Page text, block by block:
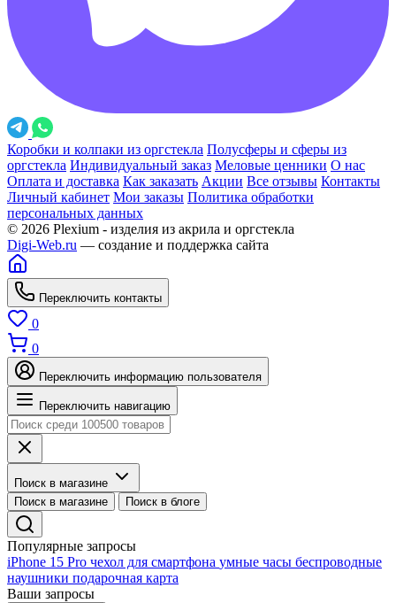
Коробки и колпаки из оргстекла Полусферы и сферы из
оргстекла Индивидуальный заказ Меловые ценники О нас
Оплата и доставка Как заказать Акции Все отзывы Контакты
Личный кабинет Мои заказы Политика обработки
персональных данных
© 2026 Plexium - изделия из акрила и оргстекла
Digi-Web.ru — создание и поддержка сайта
Переключить контакты
0
0
Переключить информацию пользователя
Переключить навигацию
Поиск в магазине
Поиск в магазине
Поиск в блоге
Популярные запросы
iPhone 15 Pro чехол для смартфона умные часы беспроводные
наушники подарочная карта
Ваши запросы